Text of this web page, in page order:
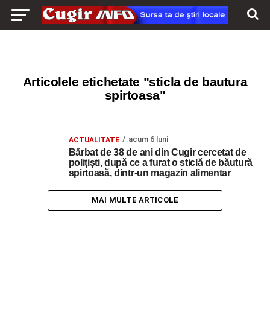
Articolele etichetate "sticla de bautura
spirtoasa"
ACTUALITATE acum 6 luni
Bărbat de 38 de ani din Cugir cercetat de
polițiști, după ce a furat o sticlă de băutură
spirtoasă, dintr-un magazin alimentar
MAI MULTE ARTICOLE